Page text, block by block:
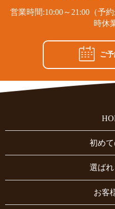
営業時間:10:00～21:00（予
時休
ご
初め
選ば
お客